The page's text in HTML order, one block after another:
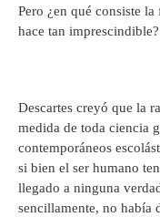
Pero ¿en qué consiste
hace tan imprescindible?
Descartes creyó que la
medida de toda ciencia
contemporáneos
si bien el ser humano
llegado a ninguna
sencillamente, no había